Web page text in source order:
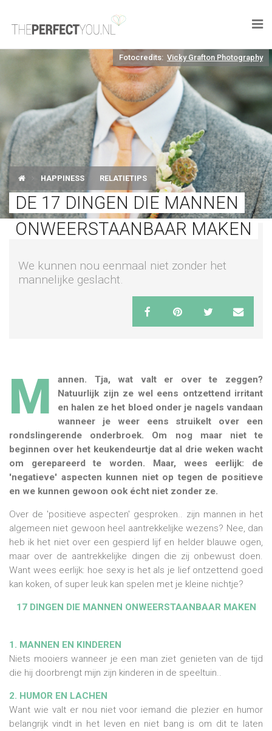

SPORT
DROOM HOME
STYLE
BUSINESS
WELL TRAVELED
Fotocredits: Vicky Grafton Photography
HAPPINESS RELATIETIPS
DE 17 DINGEN DIE MANNEN
ONWEERSTAANBAAR MAKEN
We kunnen nou eenmaal niet zonder het
mannelijke geslacht.
M
annen. Tja, wat valt er over te zeggen?
Natuurlijk zijn ze wel eens ontzettend irritant
en halen ze het bloed onder je nagels vandaan
wanneer je weer eens struikelt over een
rondslingerende onderbroek. Om nog maar niet te
beginnen over het keukendeurtje dat al drie weken wacht
om gerepareerd te worden. Maar, wees eerlijk: de
'negatieve' aspecten kunnen niet op tegen de positieve
en we kunnen gewoon ook écht niet zonder ze.
Over de 'positieve aspecten' gesproken.. zijn mannen in het
algemeen niet gewoon heel aantrekkelijke wezens? Nee, dan
heb ik het niet over een gespierd lijf en helder blauwe ogen,
maar over de aantrekkelijke dingen die zij onbewust doen.
Want wees eerlijk: hoe sexy is het als je lief ontzettend goed
kan koken, of super leuk kan spelen met je kleine nichtje?
17 DINGEN DIE MANNEN ONWEERSTAANBAAR MAKEN
1. MANNEN EN KINDEREN
Niets mooiers wanneer je een man ziet genieten van de tijd
die hij doorbrengt mijn zijn kinderen in de speeltuin..
2. HUMOR EN LACHEN
Want wie valt er nou niet voor iemand die plezier en humor
belangrijk vindt in het leven en niet bang is om dit te laten